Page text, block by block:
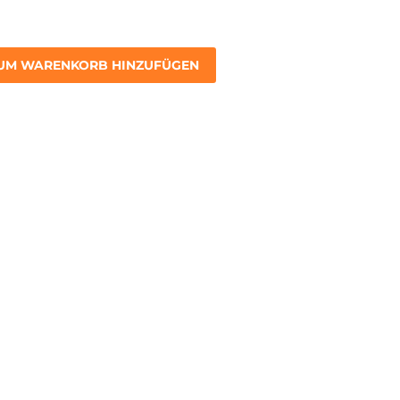
WARENKORB HINZUFÜGEN